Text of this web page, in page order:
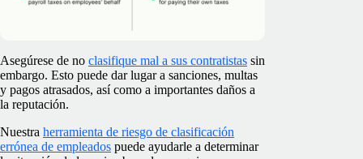
Asegúrese de no clasifique mal a sus contratistas sin
embargo. Esto puede dar lugar a sanciones, multas
y pagos atrasados, así como a importantes daños a
la reputación.
Nuestra herramienta de riesgo de clasificación
errónea de empleados puede ayudarle a determinar